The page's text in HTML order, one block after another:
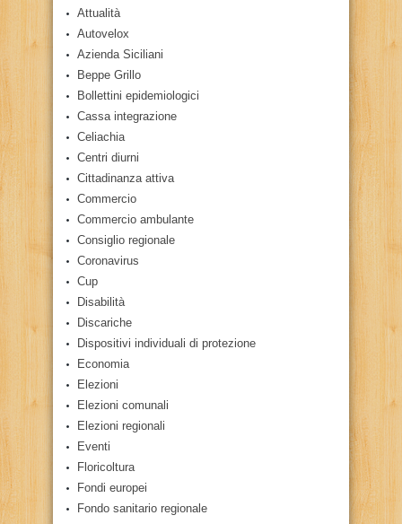
Attualità
Autovelox
Azienda Siciliani
Beppe Grillo
Bollettini epidemiologici
Cassa integrazione
Celiachia
Centri diurni
Cittadinanza attiva
Commercio
Commercio ambulante
Consiglio regionale
Coronavirus
Cup
Disabilità
Discariche
Dispositivi individuali di protezione
Economia
Elezioni
Elezioni comunali
Elezioni regionali
Eventi
Floricoltura
Fondi europei
Fondo sanitario regionale